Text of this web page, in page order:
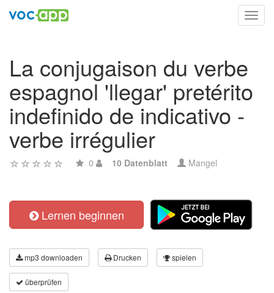
La conjugaison du verbe
espagnol 'llegar' pretérito
indefinido de indicativo -
verbe irrégulier
0 10 Datenblatt Mangel
Lernen beginnen
mp3 downloaden Drucken spielen
überprüfen